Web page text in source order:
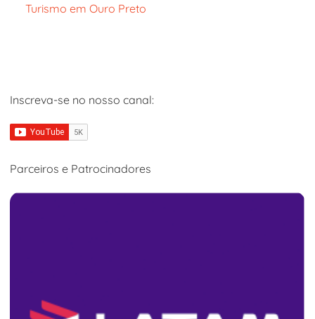
Turismo em Ouro Preto
Inscreva-se no nosso canal:
Parceiros e Patrocinadores